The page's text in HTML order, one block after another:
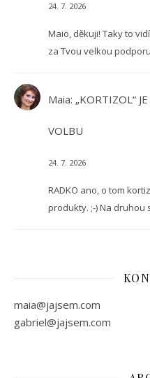
24. 7. 2026
Maio, děkuji! Taky to
za Tvou velkou
Maia: „KORTIZOL“
VOLBU
24. 7. 2026
RADKO ano, o tom
produkty. ;-) Na
maia@jajsem.com
gabriel@jajsem.com